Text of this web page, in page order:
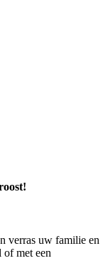
verras uw familie en
of met een